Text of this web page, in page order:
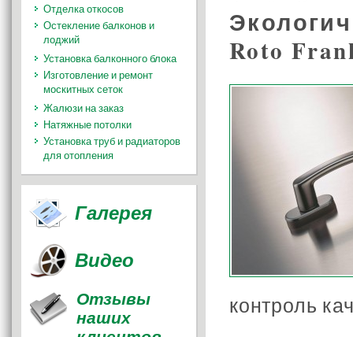
Roto
контроль
Отделка откосов
Остекление балконов и
лоджий
Установка балконного блока
Изготовление и ремонт
москитных сеток
Жалюзи на заказ
Натяжные потолки
Установка труб и радиаторов
для отопления
Галерея
Видео
Отзывы
наших